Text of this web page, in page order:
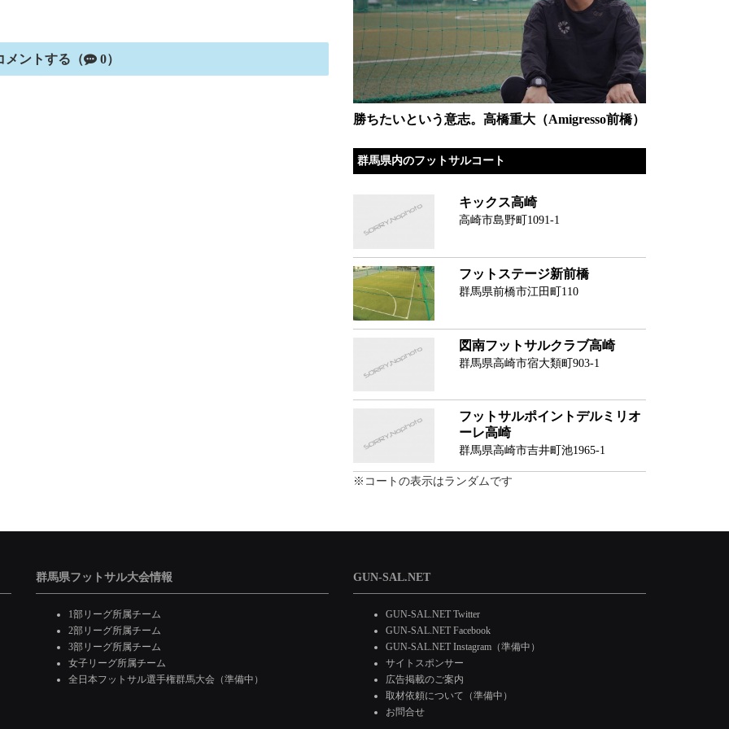
メントする（ 0）
勝ちたいという意志。高橋重大（Amigresso前橋）
群馬県内のフットサルコート
キックス高崎
高崎市島野町1091-1
フットステージ新前橋
群馬県前橋市江田町110
図南フットサルクラブ高崎
群馬県高崎市宿大類町903-1
フットサルポイントデルミリオ
ーレ高崎
群馬県高崎市吉井町池1965-1
※コートの表示はランダムです
群馬県フットサル大会情報
1部リーグ所属チーム
2部リーグ所属チーム
3部リーグ所属チーム
女子リーグ所属チーム
全日本フットサル選手権群馬大会（準備中）
GUN-SAL.NET
GUN-SAL.NET Twitter
GUN-SAL.NET Facebook
GUN-SAL.NET Instagram（準備中）
サイトスポンサー
広告掲載のご案内
取材依頼について（準備中）
お問合せ